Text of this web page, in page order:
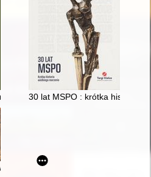
: dziennik z jednostki kleryckiej w
30 lat MSPO : krótka historia
: powstanie - zniszczenie -